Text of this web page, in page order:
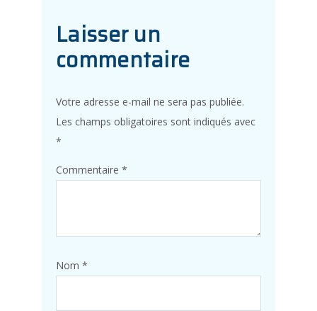
Laisser un
commentaire
Votre adresse e-mail ne sera pas publiée.
Les champs obligatoires sont indiqués avec
*
Commentaire *
Nom *